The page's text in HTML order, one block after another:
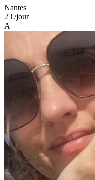
Nantes
2 €/jour
A